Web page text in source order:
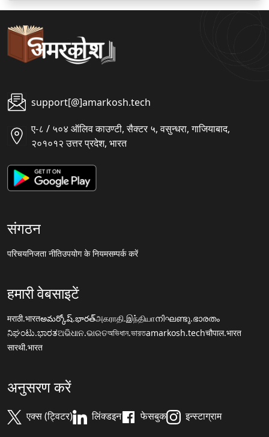
support[@]amarkosh.tech
ए-८ / ५०४ ऑलिव काउण्टी, सैक्टर ५, वसुन्धरा, गाजियाबाद,
२०१०१२ उत्तर प्रदेश, भारत
संगठन
परिचयनिजता नीतिउपयोग के नियमसम्पर्क करें
हमारी वेबसाइटें
मराठी.भारतఅమర్కోష్.భారత్அகராதி.இந்தியாനിഘണ്ടു.ഭാരതം
ನಿಘಂಟು.ಭಾರತଅଭିଧାନ.ଭାରତঅভিধান.ভারতamarkosh.techचौपाल.भारत
सारथी.भारत
अनुसरण करें
एक्स (ट्विटर) लिंक्डइन फेसबुक इन्स्टाग्राम